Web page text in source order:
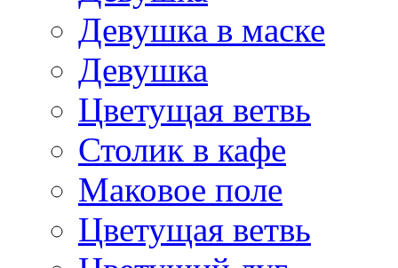
Девушка в маске
Девушка
Цветущая ветвь
Столик в кафе
Маковое поле
Цветущая ветвь